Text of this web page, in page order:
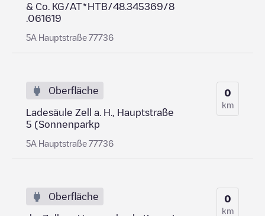
& Co. KG/AT*HTB/48.345369/8
.061619
5A Hauptstraße 77736
Oberfläche
Ladesäule Zell a. H., Hauptstraße
5 (Sonnenparkp
5A Hauptstraße 77736
0
km
Oberfläche 0
km